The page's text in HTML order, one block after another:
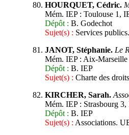
HOURQUET, Cédric.
Mém. IEP : Toulouse 1,
Dépôt : B. Godechot
Sujet(s) : Services
JANOT, Stéphanie. Le
Mém. IEP : Aix-Marseille
Dépôt : B. IEP
Sujet(s) : Charte des
KIRCHER, Sarah.
Mém. IEP : Strasbourg
Dépôt : B. IEP
Sujet(s) : Associations.